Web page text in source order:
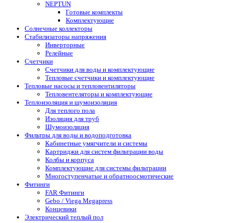
NEPTUN
Готовые комплекты
Комплектующие
Солнечные коллекторы
Стабилизаторы напряжения
Инверторные
Релейные
Счетчики
Счетчики для воды и комплектующие
Тепловые счетчики и комплектующие
Тепловые насосы и тепловентиляторы
Тепловентеляторы и комплектующие
Теплоизоляция и шумоизоляция
Для теплого пола
Изоляция для труб
Шумоизоляция
Фильтры для воды и водоподготовка
Кабинетные умягчители и системы
Картриджи для систем фильтрации воды
Колбы и корпуса
Комплектующие для системы фильтрации
Многоступенчатые и обратноосмотические
Фитинги
FAR Фитинги
Gebo / Viega Megapress
Концевики
Электрический теплый пол